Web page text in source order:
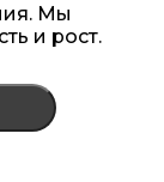
Мы
и рост.